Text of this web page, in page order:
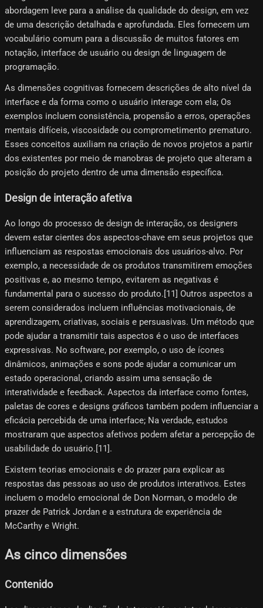
abordagem leve para a análise da qualidade do design, em vez
de uma descrição detalhada e aprofundada. Eles fornecem um
vocabulário comum para a discussão de muitos fatores em
notação, interface de usuário ou design de linguagem de
programação.
As dimensões cognitivas fornecem descrições de alto nível da
interface e da forma como o usuário interage com ela; Os
exemplos incluem consistência, propensão a erros, operações
mentais difíceis, viscosidade ou comprometimento prematuro.
Esses conceitos auxiliam na criação de novos projetos a partir
dos existentes por meio de manobras de projeto que alteram a
posição do projeto dentro de uma dimensão específica.
Design de interação afetiva
Ao longo do processo de design de interação, os designers
devem estar cientes dos aspectos-chave em seus projetos que
influenciam as respostas emocionais dos usuários-alvo. Por
exemplo, a necessidade de os produtos transmitirem emoções
positivas e, ao mesmo tempo, evitarem as negativas é
fundamental para o sucesso do produto.[11] Outros aspectos a
serem considerados incluem influências motivacionais, de
aprendizagem, criativas, sociais e persuasivas. Um método que
pode ajudar a transmitir tais aspectos é o uso de interfaces
expressivas. No software, por exemplo, o uso de ícones
dinâmicos, animações e sons pode ajudar a comunicar um
estado operacional, criando assim uma sensação de
interatividade e feedback. Aspectos da interface como fontes,
paletas de cores e designs gráficos também podem influenciar a
eficácia percebida de uma interface; Na verdade, estudos
mostraram que aspectos afetivos podem afetar a percepção de
usabilidade do usuário.[11]​.
Existem teorias emocionais e do prazer para explicar as
respostas das pessoas ao uso de produtos interativos. Estes
incluem o modelo emocional de Don Norman, o modelo de
prazer de Patrick Jordan e a estrutura de experiência de
McCarthy e Wright.
As cinco dimensões
Contenido